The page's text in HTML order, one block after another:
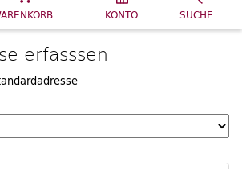
KONTO SUCHE
erfasssen